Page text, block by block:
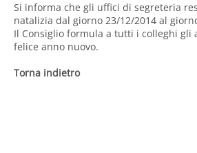
Si informa che gli uffici di segreteria
natalizia dal giorno 23/12/2014 al
Il Consiglio formula a tutti i colleghi
felice anno nuovo.
Torna indietro